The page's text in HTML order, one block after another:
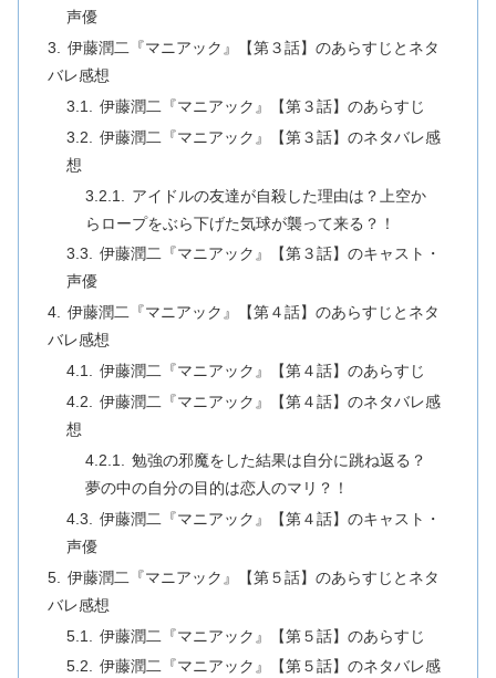
声優
伊藤潤二『マニアック』【第３話】のあらすじとネタ
バレ感想
伊藤潤二『マニアック』【第３話】のあらすじ
伊藤潤二『マニアック』【第３話】のネタバレ感
想
アイドルの友達が自殺した理由は？上空か
らロープをぶら下げた気球が襲って来る？！
伊藤潤二『マニアック』【第３話】のキャスト・
声優
伊藤潤二『マニアック』【第４話】のあらすじとネタ
バレ感想
伊藤潤二『マニアック』【第４話】のあらすじ
伊藤潤二『マニアック』【第４話】のネタバレ感
想
勉強の邪魔をした結果は自分に跳ね返る？
夢の中の自分の目的は恋人のマリ？！
伊藤潤二『マニアック』【第４話】のキャスト・
声優
伊藤潤二『マニアック』【第５話】のあらすじとネタ
バレ感想
伊藤潤二『マニアック』【第５話】のあらすじ
伊藤潤二『マニアック』【第５話】のネタバレ感